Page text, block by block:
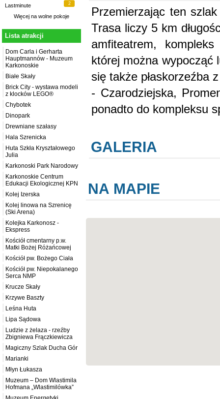
Lastminute 2
Więcej na wolne pokoje
Lista atrakcji
Dom Carla i Gerharta
Hauptmannów - Muzeum
Karkonoskie
Białe Skały
Brick City - wystawa modeli
z klocków LEGO®
Chybotek
Dinopark
Drewniane szałasy
Hala Szrenicka
Huta Szkła Kryształowego
Julia
Karkonoski Park Narodowy
Karkonoskie Centrum
Edukacji Ekologicznej KPN
Kolej Izerska
Kolej linowa na Szrenicę
(Ski Arena)
Kolejka Karkonosz -
Ekspress
Kościół cmentarny p.w.
Matki Bożej Różańcowej
Kościół pw. Bożego Ciała
Kościół pw. Niepokalanego
Serca NMP
Krucze Skały
Krzywe Baszty
Leśna Huta
Lipa Sądowa
Ludzie z żelaza - rzeźby
Zbigniewa Frączkiewicza
Magiczny Szlak Ducha Gór
Marianki
Młyn Łukasza
Muzeum – Dom Wlastimila
Hofmana „Wlastimilówka”
Przemierzając ten
Trasa liczy 5 km
amfiteatrem,
której można wypocząć
się także płaskorzeźba
- Czarodziejska,
ponadto do kompleksu
GALERIA
NA MAPIE